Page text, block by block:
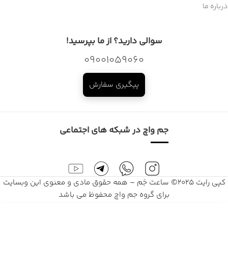
درباره ما
سوالی دارید؟ از ما بپرسید!
09001059060
پیگیری سفارش
جم واچ در شبکه های اجتماعی
کپی رایت 2025© ساعت جَم – همه حقوق مادی و معنوی این وبسایت
برای گروه جم واچ محفوظ می باشد